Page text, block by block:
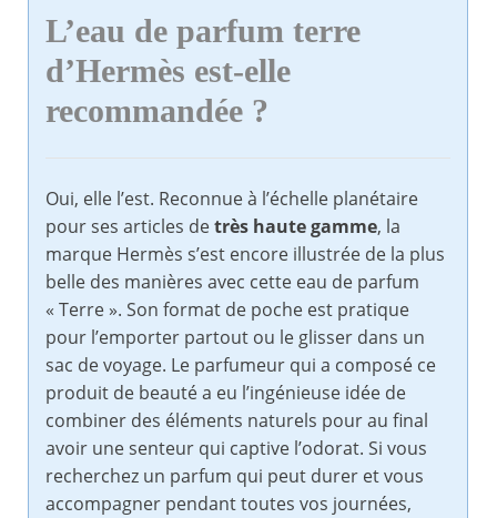
L’eau de parfum terre
d’Hermès est-elle
recommandée ?
Oui, elle l’est. Reconnue à l’échelle planétaire
pour ses articles detrès haute gamme, la
marque Hermès s’est encore illustrée de la plus
belle des manières avec cette eau de parfum
« Terre ». Son format de poche est pratique
pour l’emporter partout ou le glisser dans un
sac de voyage. Le parfumeur qui a composé ce
produit de beauté a eu l’ingénieuse idée de
combiner des éléments naturels pour au final
avoir une senteur qui captive l’odorat. Si vous
recherchez un parfum qui peut durer et vous
accompagner pendant toutes vos journées,